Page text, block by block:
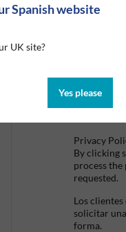
Spanish website
UK site?
Yes please
Graco
we'll only
provide
like to
that may
de
Privacy
By clicking
process
requested.
Los
solicitar
forma.